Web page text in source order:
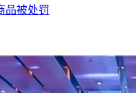
品被处罚